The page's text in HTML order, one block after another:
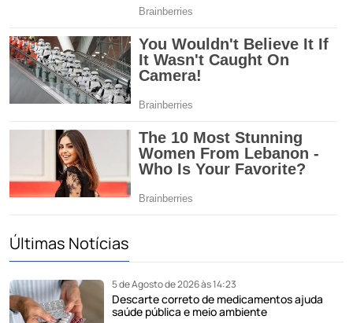
Últimas Notícias
5 de Agosto de 2026 às 14:23
Descarte correto de medicamentos ajuda
saúde pública e meio ambiente